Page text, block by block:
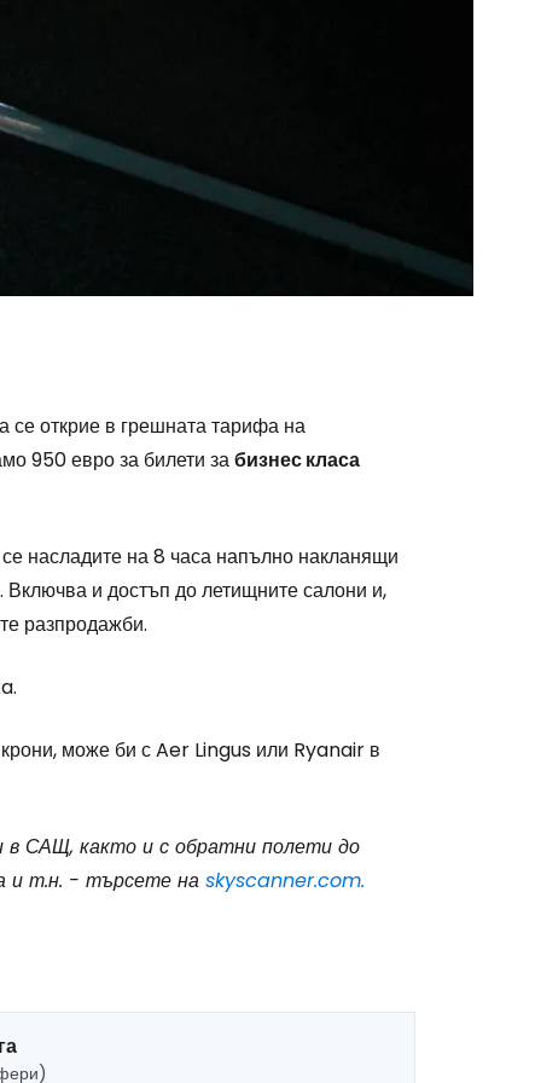
открие в грешната тарифа на
950 евро за билети забизнес класа
насладите на 8 часа напълно накланящи
и достъп до летищните салони и,
разпродажби.
може би с Aer Lingus или Ryanair в
в САЩ, както и с обратни полети до
и т.н. - търсете на skyscanner.com.
с Facebook